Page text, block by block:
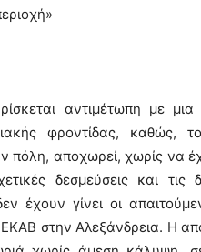
αντιμέτωπη με
φροντίδας,
πόλη, αποχωρεί, χωρίς να
δεσμεύσεις και τις
έχουν γίνει οι
ΕΚΑΒ στην Αλεξάνδρεια. Η